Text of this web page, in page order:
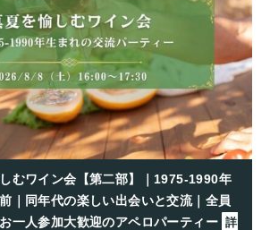
しむワイン会【第二部】｜1975-1990年
｜同年代の楽しい出会いと交流｜全員
一人参加大歓迎のアペロパーティー 詳